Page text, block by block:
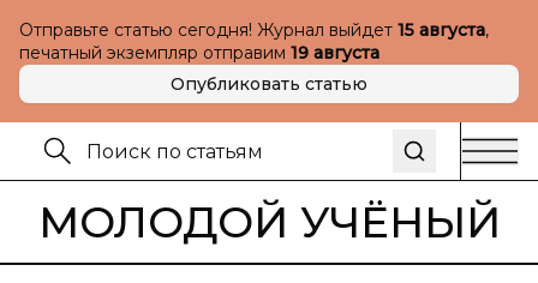
Отправьте статью сегодня! Журнал выйдет 15 августа,
печатный экземпляр отправим 19 августа
Опубликовать статью
МОЛОДОЙ УЧЁНЫЙ